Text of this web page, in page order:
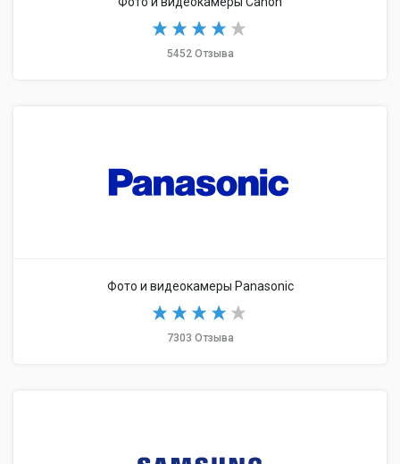
5452 Отзыва
Фото и видеокамеры Panasonic
7303 Отзыва